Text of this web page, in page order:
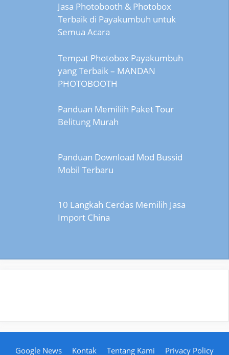
Jasa Photobooth & Photobox
Terbaik di Payakumbuh untuk
Semua Acara
Tempat Photobox Payakumbuh
yang Terbaik – MANDAN
PHOTOBOOTH
Panduan Memiliih Paket Tour
Belitung Murah
Panduan Download Mod Bussid
Mobil Terbaru
10 Langkah Cerdas Memilih Jasa
Import China
Google News Kontak Tentang Kami Privacy Policy